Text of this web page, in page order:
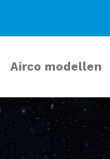
Airco modellen